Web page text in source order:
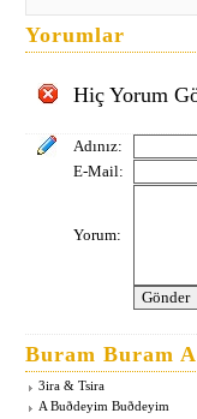
Yorumlar
Hiç Yorum
Adınız:
E-Mail:
Yorum:
Buram Buram
3ira & Tsira
A Buðdeyim Buðdeyim